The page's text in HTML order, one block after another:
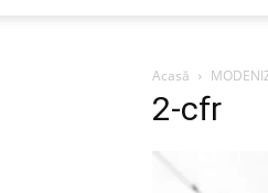
Acasă
2-cfr